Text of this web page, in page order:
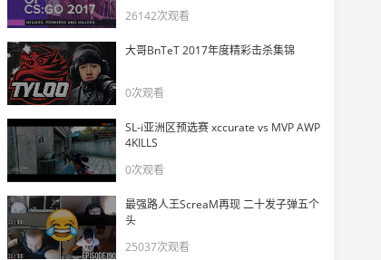
倒霉蛋电子哥队伍里有内鬼
s1mple和电子哥/P元帅三排撞车w0nderful/jL
26142次观看
大哥BnTeT 2017年度精彩击杀集锦
0次观看
SL-i亚洲区预选赛 xccurate vs MVP AWP
4KILLS
0次观看
最强路人王ScreaM再现 二十发子弹五个
头
25037次观看